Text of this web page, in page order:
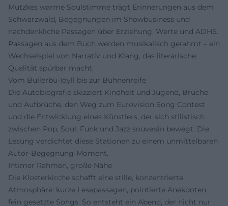
Mutzkes warme Soulstimme trägt Erinnerungen aus dem
Schwarzwald, Begegnungen im Showbusiness und
nachdenkliche Passagen über Erziehung, Werte und ADHS.
Passagen aus dem Buch werden musikalisch gerahmt – ein
Wechselspiel von Narrativ und Klang, das literarische
Qualität spürbar macht.
Vom Bullerbü-Idyll bis zur Bühnenreife
Die Autobiografie skizziert Kindheit und Jugend, Brüche
und Aufbrüche, den Weg zum Eurovision Song Contest
und die Entwicklung eines Künstlers, der sich stilistisch
zwischen Pop, Soul, Funk und Jazz souverän bewegt. Die
Lesung verdichtet diese Stationen zu einem unmittelbaren
Autor-Begegnung-Moment.
Intimer Rahmen, große Nähe
Die Klosterkirche schafft eine stille, konzentrierte
Atmosphäre: kurze Lesepassagen, pointierte Anekdoten,
fein gesetzte Songs. So entsteht ein Abend, der nicht nur